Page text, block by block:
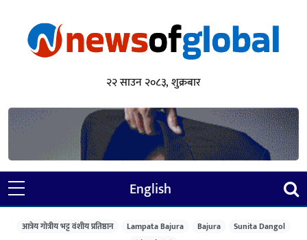
२२ साउन २०८३, शुक्रबार
English
आत्रेय गोत्रीय भट्ट वंशीय प्रतिष्ठान Lampata Bajura Bajura
Sunita Dangol